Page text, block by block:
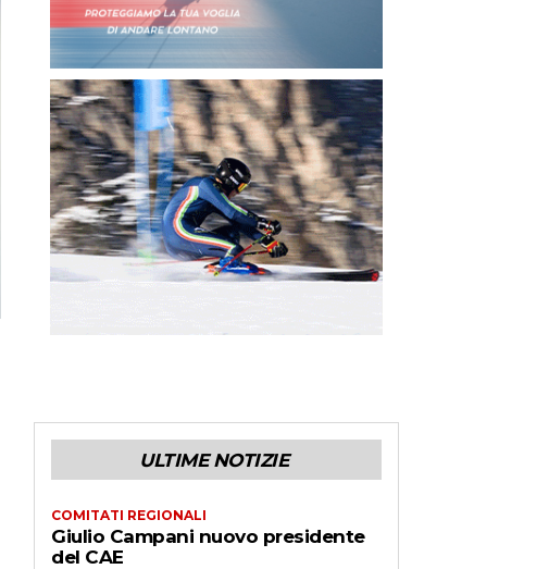
ULTIME NOTIZIE
COMITATI REGIONALI
Giulio Campani nuovo presidente
del CAE